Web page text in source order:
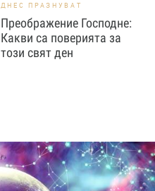
ДНЕС ПРАЗНУВАТ
Преображение Господне:
Какви са поверията за
този свят ден